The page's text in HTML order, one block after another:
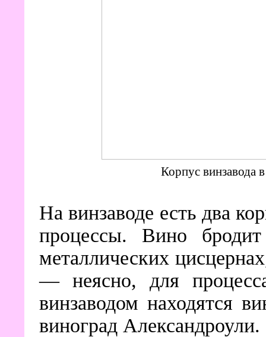
Корпус винзавода
На винзаводе есть два
процессы. Вино
металлических
— неясно, для
винзаводом находятся
виноград Александроули.